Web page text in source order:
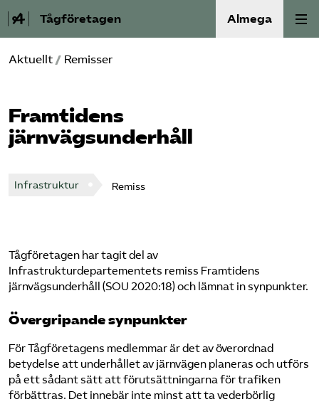
Tågföretagen Almega
Aktuellt
Reformagenda för järnvägen
Våra frågor
Aktiviteter
Kontakt
Mina sidor (almega.se)
Bli medlem
Logga in på Arbetsgivarguiden
Aktuellt / Remisser
Framtidens
järnvägsunderhåll
Infrastruktur Remiss
Tågföretagen har tagit del av
Infrastrukturdepartementets remiss Framtidens
järnvägsunderhåll (SOU 2020:18) och lämnat in synpunkter.
Övergripande synpunkter
För Tågföretagens medlemmar är det av överordnad
betydelse att underhållet av järnvägen planeras och utförs
på ett sådant sätt att förutsättningarna för trafiken
förbättras. Det innebär inte minst att ta vederbörlig